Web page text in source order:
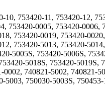
753420-11, 753420-12,
753420-0005, 753420-
753420-0019, 753420-
753420-5013, 753420-
5005S, 753420-5006S,
5018S, 753420-5019S,
740821-5002, 740821-
750030-5003S,